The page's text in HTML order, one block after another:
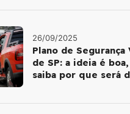
26/09/2025
Plano de Segurança
de SP: a ideia é boa,
saiba por que será